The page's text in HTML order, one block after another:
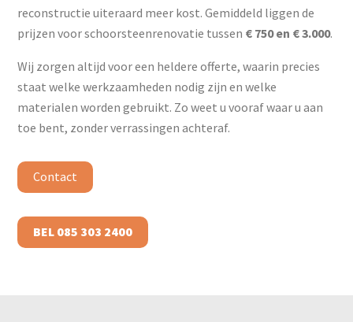
reconstructie uiteraard meer kost. Gemiddeld liggen de
prijzen voor schoorsteenrenovatie tussen € 750 en € 3.000.
Wij zorgen altijd voor een heldere offerte, waarin precies
staat welke werkzaamheden nodig zijn en welke
materialen worden gebruikt. Zo weet u vooraf waar u aan
toe bent, zonder verrassingen achteraf.
Contact
BEL 085 303 2400